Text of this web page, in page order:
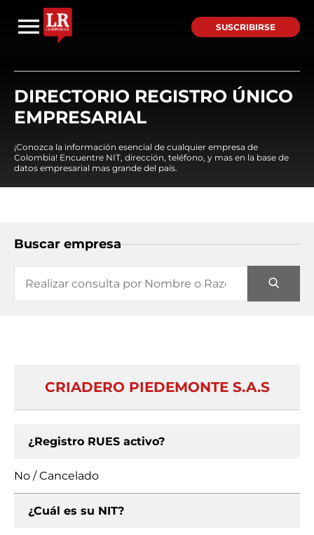
SUSCRIBIRSE
DIRECTORIO REGISTRO ÚNICO
EMPRESARIAL
¡Conozca la información esencial de cualquier empresa de
Colombia! Encuentre NIT, dirección, teléfono, y mas en la base de
datos empresarial mas grande del país.
Buscar empresa
CRIADERO PIEDEMONTE S.A.S
¿Registro RUES activo?
No / Cancelado
¿Cuál es su NIT?